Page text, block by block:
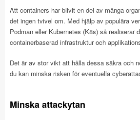
Att containers har blivit en del av många
det ingen tvivel om. Med hjälp av populära
Podman eller Kubernetes (K8s) så realiserar
containerbaserad infrastruktur och
Det är av stor vikt att hålla dessa säkra och
du kan minska risken för eventuella
Minska attackytan